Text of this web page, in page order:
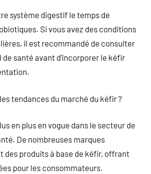
système digestif le temps de
Si vous avez des conditions
il est recommandé de consulter
santé avant d’incorporer le kéfir
tendances du marché du kéfir ?
en plus en vogue dans le secteur de
De nombreuses marques
des produits à base de kéfir, offrant
pour les consommateurs.